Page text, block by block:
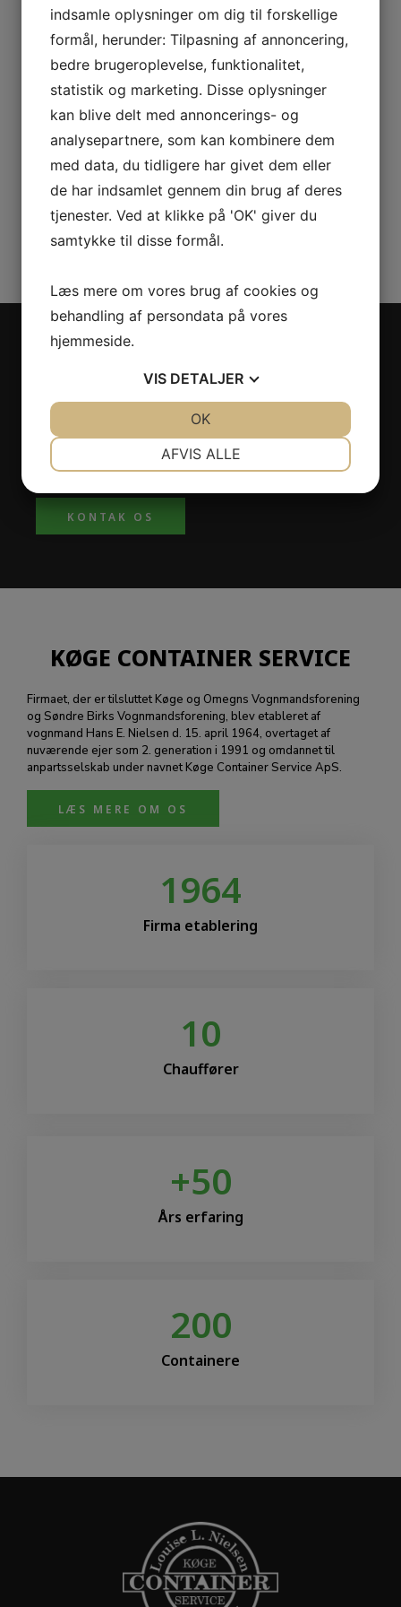
kemikalier ikke modtages på pladsen. Asbest plader
modtages separat.
Affaldscenter
Firmaet håndterer i dag alle former for affaldskørsel.
Ud over modtagning af affald og salg af materialer,
tilbyder vi også, kørsel med entreprenør biler.
TRANSPORT OG SERVICE
SIDEN 1964
Firmaet drives med lokal vognmandskørsel, containerkørsel,
krankørsel, samt kørsel med grus og sten. Du er velkommen
KONTAK OS
KØGE CONTAINER SERVICE
Firmaet, der er tilsluttet Køge og Omegns Vognmandsforening
og Søndre Birks Vognmandsforening, blev etableret af
vognmand Hans E. Nielsen d. 15. april 1964, overtaget af
nuværende ejer som 2. generation i 1991 og omdannet til
anpartsselskab under navnet Køge Container Service ApS.
LÆS MERE OM OS
1964
Firma etablering
10
Chauffører
+50
Års erfaring
200
Containere
indsamle oplysninger om dig til forskellige
formål, herunder: Tilpasning af annoncering,
bedre brugeroplevelse, funktionalitet,
statistik og marketing. Disse oplysninger
kan blive delt med annoncerings- og
analysepartnere, som kan kombinere dem
med data, du tidligere har givet dem eller
de har indsamlet gennem din brug af deres
tjenester. Ved at klikke på 'OK' giver du
samtykke til disse formål.
Læs mere om vores brug af cookies og
behandling af persondata på vores
hjemmeside.
VIS DETALJER
AFVIS ALLE
OK